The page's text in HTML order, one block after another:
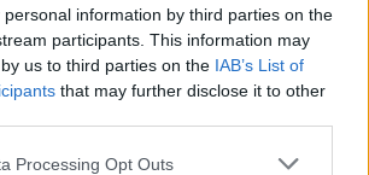
information by third parties on the
participants. This information may
us to third parties on the IAB’s List of
that may further disclose it to other
Processing Opt Outs